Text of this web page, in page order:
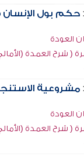
حكم بول الإنسان
العودة
( شرح العمدة
مشروعية
العودة
( شرح العمدة